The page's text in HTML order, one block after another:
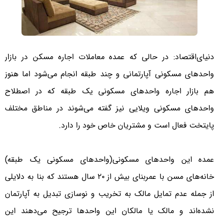
دنیای‌اقتصاد: در حالی که عمده معاملات اجاره مسکن در بازار
واحدهای مسکونی آپارتمانی و چند طبقه انجام می‌شود اما هنوز
هم بازار اجاره واحدهای مسکونی یک طبقه که در اصطلاح
واحدهای مسکونی ویلایی نیز گفته می‌شوند در مناطق مختلف
پایتخت فعال است و مشتریان خاص خود را دارد.
عمده این واحدهای مسکونی(واحدهای مسکونی یک طبقه)
خانه‌های مسن با عمربنای بیش از ۲۰ سال هستند که بنا به دلایلی
از جمله عدم تمایل مالک به تخریب و نوسازی تبدیل به آپارتمان
نشده‌اند و مالک یا مالکان این واحدها ترجیح می‌دهند این